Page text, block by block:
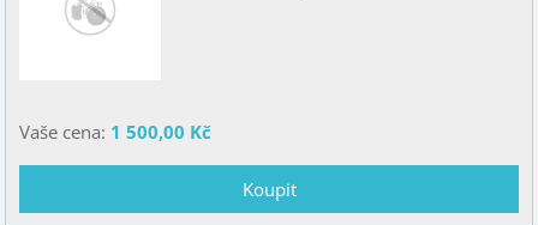
Vaše cena: 1 500,00 Kč